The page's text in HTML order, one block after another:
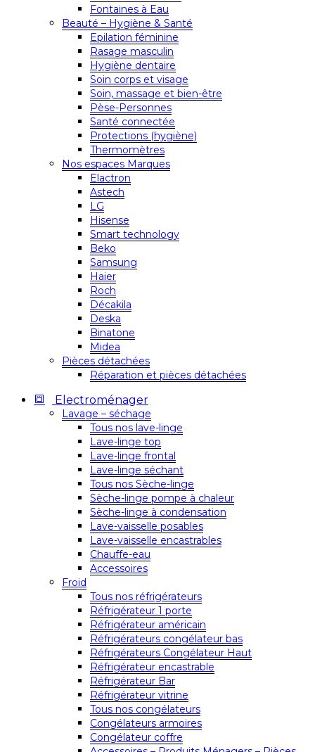
Fontaines à Eau
Beauté – Hygiène & Santé
Epilation féminine
Rasage masculin
Hygiène dentaire
Soin corps et visage
Soin, massage et bien-être
Pèse-Personnes
Santé connectée
Protections (hygiène)
Thermomètres
Nos espaces Marques
Elactron
Astech
LG
Hisense
Smart technology
Beko
Samsung
Haier
Roch
Décakila
Deska
Binatone
Midea
Pièces détachées
Réparation et pièces détachées
Electroménager
Lavage – séchage
Tous nos lave-linge
Lave-linge top
Lave-linge frontal
Lave-linge séchant
Tous nos Sèche-linge
Sèche-linge pompe à chaleur
Sèche-linge à condensation
Lave-vaisselle posables
Lave-vaisselle encastrables
Chauffe-eau
Accessoires
Froid
Tous nos réfrigérateurs
Réfrigérateur 1 porte
Réfrigérateur américain
Réfrigérateurs congélateur bas
Réfrigérateurs Congélateur Haut
Réfrigérateur encastrable
Réfrigérateur Bar
Réfrigérateur vitrine
Tous nos congélateurs
Congélateurs armoires
Congélateur coffre